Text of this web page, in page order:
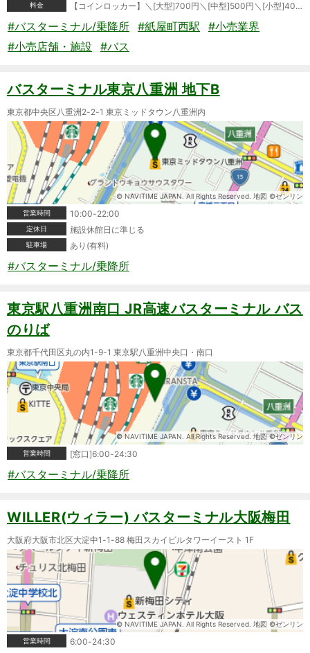
料金 【コインロッカー】＼[大型]700円＼[中型]500円＼[小型]400円
#バスターミナル/乗降所 #紙屋町西駅
#小売業界
#小売店舗・施設
#バス
バスターミナル東京八重洲 地下B
東京都中央区八重洲2-2-1 東京ミッドタウン八重洲内
© NAVITIME JAPAN. All Rights Reserved. 地図 ©ゼンリン
営業時間
10:00-22:00
定休日 施設休館日に準じる
駐車場 あり(有料)
#バスターミナル/乗降所
東京駅八重洲南口 JR高速バスターミナル バス
のりば
東京都千代田区丸の内1-9-1 東京駅八重洲中央口・南口
© NAVITIME JAPAN. All Rights Reserved. 地図 ©ゼンリン
営業時間
[窓口]6:00-24:30
#バスターミナル/乗降所
WILLER(ウィラー) バスターミナル大阪梅田
大阪府大阪市北区大淀中1-1-88 梅田スカイビルタワーイースト 1F
© NAVITIME JAPAN. All Rights Reserved. 地図 ©ゼンリン
営業時間
6:00-24:30